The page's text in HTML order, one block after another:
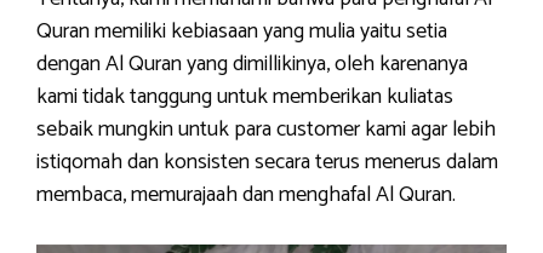
Quran memiliki kebiasaan yang mulia yaitu setia
dengan Al Quran yang dimillikinya, oleh karenanya
kami tidak tanggung untuk memberikan kuliatas
sebaik mungkin untuk para customer kami agar lebih
istiqomah dan konsisten secara terus menerus dalam
membaca, memurajaah dan menghafal Al Quran.